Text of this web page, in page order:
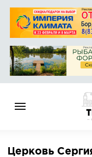
НОВОСТИ
Церковь